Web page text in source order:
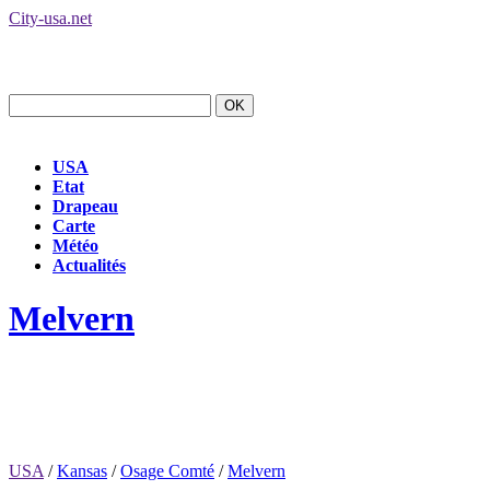
City-usa.net
USA
Etat
Drapeau
Carte
Météo
Actualités
Melvern
USA /Kansas /Osage Comté /Melvern